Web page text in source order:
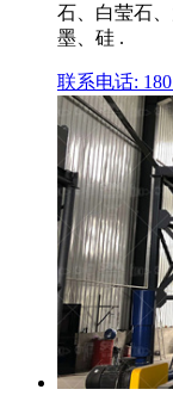
石、白莹石
墨、硅 .
联系电话: 180